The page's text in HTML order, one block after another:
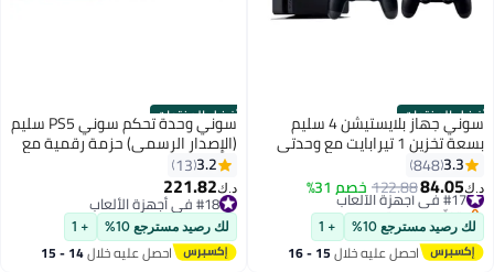
أفضل المنتجات سوني جهاز بلايستيشن 4 سليم
بسعة تخزين 1 تيرابايت مع وحدتي
تحكم لاسلكية DUALSHOCK 4
3.3
848
د.ك‏84.05
122.88خصم 31% #17 في أجهزة الألعاب
بتخلّص بسرعة
#17 في أجهزة الألعاب
لك رصيد مسترجع 10% + 1
احصل عليه خلال 15 - 16
أفضل المنتجات سوني وحدة تحكم سوني PS5 سليم
(الإصدار الرسمي) حزمة رقمية مع
وحدات تحكم دوال سينس لاسلكية
إضافية
3.2
13
د.ك‏221.82
#18 في أجهزة الألعاب
#18 في أجهزة الألعاب
لك رصيد مسترجع 10% + 1
احصل عليه خلال 14 - 15